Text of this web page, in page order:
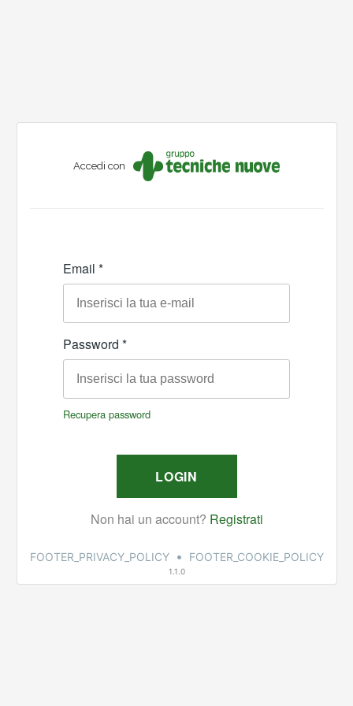
Accedi con
FOOTER_PRIVACY_POLICY • FOOTER_COOKIE_POLICY
1.1.0